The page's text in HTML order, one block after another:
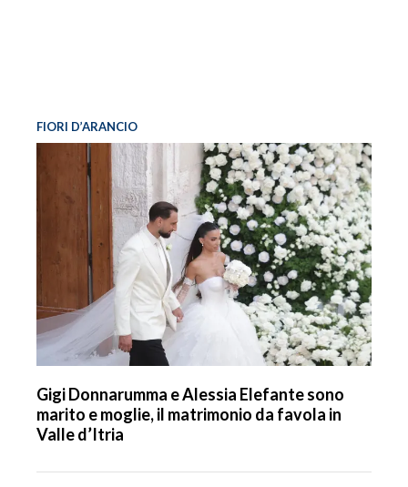
FIORI D’ARANCIO
Gigi Donnarumma e Alessia Elefante sono
marito e moglie, il matrimonio da favola in
Valle d’Itria